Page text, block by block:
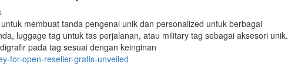
membuat tanda pengenal unik dan personalized untuk berbagai
luggage tag untuk tas perjalanan, atau military tag sebagai aksesori unik.
pada tag sesuai dengan keinginan
for-open-reseller-gratis-unveiled